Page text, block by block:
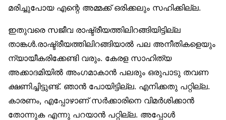
മരിച്ചുപോയ എന്റെ അമ്മക്ക് ഒരിക്കലും സഹിക്കില്ല.
ഇതുവരെ സജീവ രാഷ്ട്രീയത്തിലിറങ്ങിയിട്ടില്ല
താങ്കൾ.രാഷ്ട്രീയത്തിലിറങ്ങിയാൽ പല അനീതികളെയും
ന്യായീകരിക്കേണ്ടി വരും. കേരള സാഹിത്യ
അക്കാദമിയിൽ അംഗമാകാൻ പലരും ഒരുപാടു തവണ
ക്ഷണിച്ചിട്ടുണ്ട്. ഞാൻ പോയിട്ടില്ല. എനിക്കതു പറ്റില്ല.
കാരണം, എപ്പോഴാണ് സർക്കാരിനെ വിമർശിക്കാൻ
തോന്നുക എന്നു പറയാൻ പറ്റില്ല. അപ്പോൾ